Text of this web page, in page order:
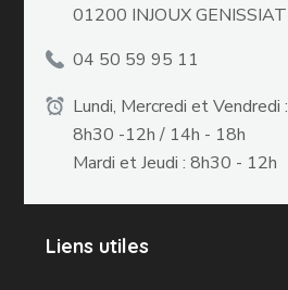
01200 INJOUX GENISSIAT
04 50 59 95 11
Lundi, Mercredi et Vendredi :
8h30 -12h / 14h - 18h
Mardi et Jeudi : 8h30 - 12h
Liens utiles